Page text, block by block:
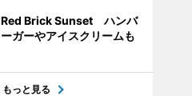
Red Brick Sunset ハンバ
ーガーやアイスクリームも
もっと見る